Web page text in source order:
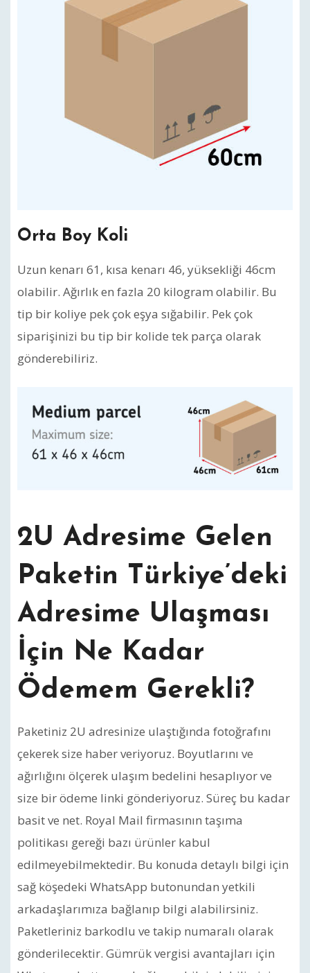
Orta Boy Koli
Uzun kenarı 61, kısa kenarı 46, yüksekliği 46cm
olabilir. Ağırlık en fazla 20 kilogram olabilir. Bu
tip bir koliye pek çok eşya sığabilir. Pek çok
siparişinizi bu tip bir kolide tek parça olarak
gönderebiliriz.
2U Adresime Gelen
Paketin Türkiye’deki
Adresime Ulaşması
İçin Ne Kadar
Ödemem Gerekli?
Paketiniz 2U adresinize ulaştığında fotoğrafını
çekerek size haber veriyoruz. Boyutlarını ve
ağırlığını ölçerek ulaşım bedelini hesaplıyor ve
size bir ödeme linki gönderiyoruz. Süreç bu kadar
basit ve net. Royal Mail firmasının taşıma
politikası gereği bazı ürünler kabul
edilmeyebilmektedir. Bu konuda detaylı bilgi için
sağ köşedeki WhatsApp butonundan yetkili
arkadaşlarımıza bağlanıp bilgi alabilirsiniz.
Paketleriniz barkodlu ve takip numaralı olarak
gönderilecektir. Gümrük vergisi avantajları için